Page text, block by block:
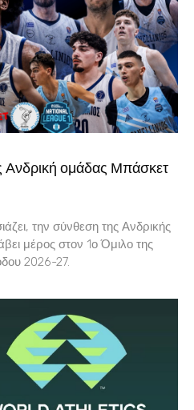
Ανδρική ομάδας Μπάσκετ
την σύνθεση της Ανδρικής
μέρος στον 1ο Όμιλο της
2026-27.